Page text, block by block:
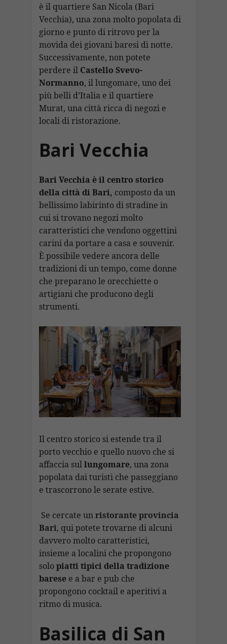
è il quartiere San Nicola (Bari
Vecchia), una zona molto popolata di
giorno e punto di ritrovo per la
movida dei giovani baresi di notte.
Successivamente, non potete
perdere il Castello Svevo-
Normanno, il lungomare, uno dei
più belli d’Italia e il quartiere
Murat, una città ricca di negozi e
locali di ristorazione.
Bari Vecchia
Bari Vecchia è il centro storico
della città di Bari, composto da un
bellissimo labirinto di stradine in
cui si trovano negozi molto
caratteristici che vendono oggettini
carini da portare a casa e souvenir.
È possibile vedere ancora delle
tradizioni di un tempo, come donne
che preparano le orecchiette o
artigiani che producono degli
strumenti.
Il centro storico si estende tra il
porto vecchio e quello nuovo che si
affaccia sullungomare, una zona
popolata dai turisti che passeggiano
e trascorrono le serate estive.
Se cercate unristorante provincia
Bari, qui potete trovarne di alcuni
davvero molto caratteristici,
insieme a localini che propongono
solopiatti tipici della tradizione
baresee a bar e pub che
propongono cocktail e aperitivi a
ritmo di musica.
Basilica di San